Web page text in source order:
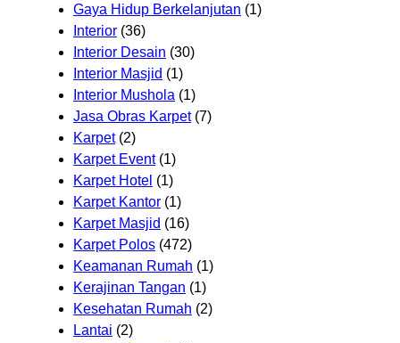
Gaya Hidup Berkelanjutan (1)
Interior (36)
Interior Desain (30)
Interior Masjid (1)
Interior Mushola (1)
Jasa Obras Karpet(7)
Karpet(2)
Karpet Event(1)
Karpet Hotel (1)
Karpet Kantor (1)
Karpet Masjid (16)
Karpet Polos (472)
Keamanan Rumah (1)
Kerajinan Tangan (1)
Kesehatan Rumah (2)
Lantai (2)